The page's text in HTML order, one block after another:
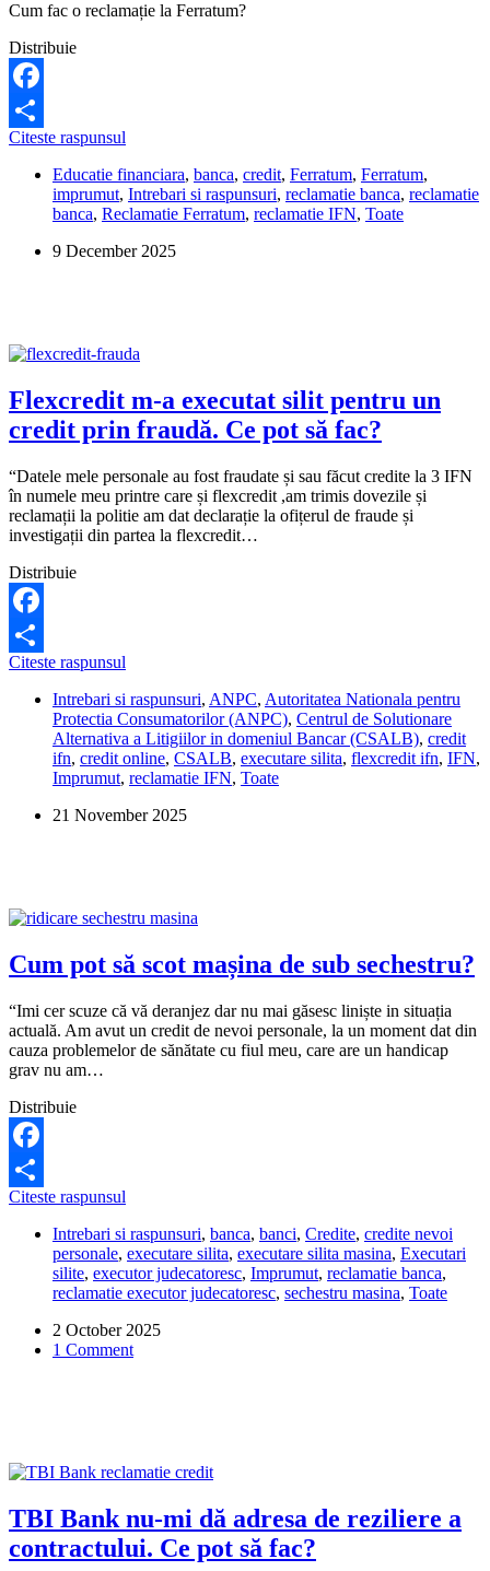
Cum fac o reclamație la Ferratum?
Distribuie
Facebook
Share
Citeste raspunsul
o
reclamație
la
Educatie financiara, banca, credit, Ferratum, Ferratum,
imprumut, Intrebari si raspunsuri, reclamatie banca, reclamatie
banca, Reclamatie Ferratum, reclamatie IFN, Toate
9 December 2025
Flexcredit m-a executat silit pentru un
credit prin fraudă. Ce pot să fac?
“Datele mele personale au fost fraudate și sau făcut credite la 3 IFN
în numele meu printre care și flexcredit ,am trimis dovezile și
reclamații la politie am dat declarație la ofițerul de fraude și
investigații din partea la flexcredit…
Distribuie
Facebook
Share
Citeste raspunsul
a
executat
silit
pentru
un
prin
fac?
Intrebari si raspunsuri, ANPC, Autoritatea Nationala pentru
Protectia Consumatorilor (ANPC), Centrul de Solutionare
Alternativa a Litigiilor in domeniul Bancar (CSALB), credit
ifn, credit online, CSALB, executare silita, flexcredit ifn, IFN,
Imprumut, reclamatie IFN, Toate
21 November 2025
Cum pot să scot mașina de sub sechestru?
“Imi cer scuze că vă deranjez dar nu mai găsesc liniște in situația
actuală. Am avut un credit de nevoi personale, la un moment dat din
cauza problemelor de sănătate cu fiul meu, care are un handicap
grav nu am…
Distribuie
Facebook
Share
Citeste raspunsul
să
scot
mașina
de
sechestru?
Intrebari si raspunsuri, banca, banci, Credite, credite nevoi
personale, executare silita, executare silita masina, Executari
silite, executor judecatoresc, Imprumut, reclamatie banca,
reclamatie executor judecatoresc, sechestru masina, Toate
2 October 2025
1 Comment
TBI Bank nu-mi dă adresa de reziliere a
contractului. Ce pot să fac?